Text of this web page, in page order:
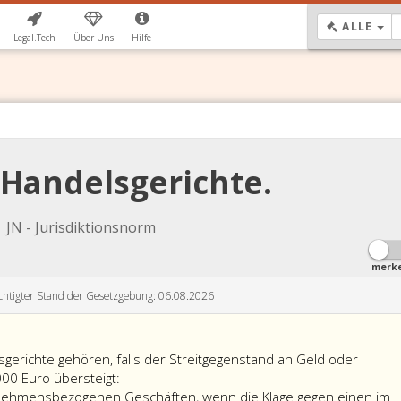
Legal.Tech Über Uns Hilfe
ALLE
Handelsgerichte.
JN - Jurisdiktionsnorm
Stand der Gesetzgebung: 06.08.2026
gehören, falls der Streitgegenstand an Geld oder
Euro übersteigt:
Geschäften, wenn die Klage gegen einen im